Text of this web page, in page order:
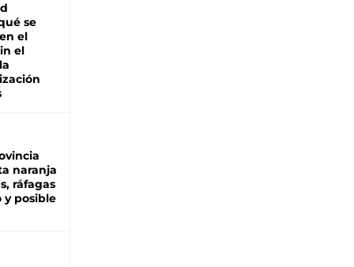
se
el
el
naranja
ráfagas
y posible